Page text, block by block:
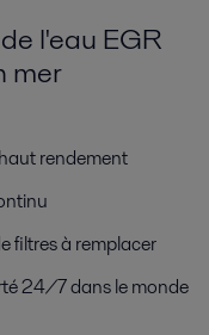
l'eau EGR
mer
rendement
filtres à remplacer
24/7 dans le monde